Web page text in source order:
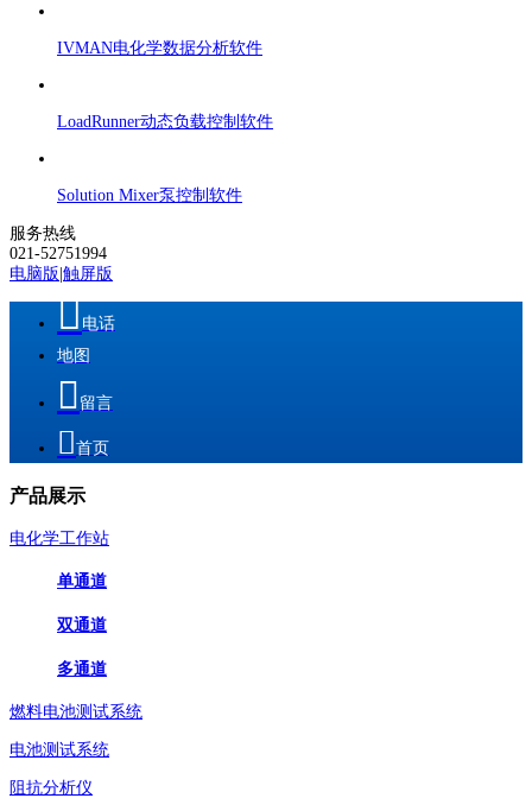
IVMAN电化学数据分析软件
LoadRunner动态负载控制软件
Solution Mixer泵控制软件
服务热线
021-52751994
电脑版 触屏版
电话
地图
 留言
首页
产品展示
电化学工作站
单通道
双通道
多通道
燃料电池测试系统
电池测试系统
阻抗分析仪